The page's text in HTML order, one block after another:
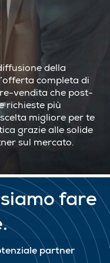
della
completa di
vendita che post-
richieste più
migliore per te
grazie alle solide
sul mercato.
fare
partner